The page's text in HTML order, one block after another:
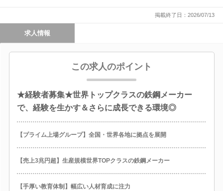
掲載終了日：2026/07/13
求人情報
この求人のポイント
★経験者募集★世界トップクラスの鉄鋼メーカー
で、経験を生かす＆さらに成長できる環境◎
【プライム上場グループ】全国・世界各地に拠点を展開
【売上3兆円超】生産規模世界TOPクラスの鉄鋼メーカー
【手厚い教育体制】幅広い人材育成に注力